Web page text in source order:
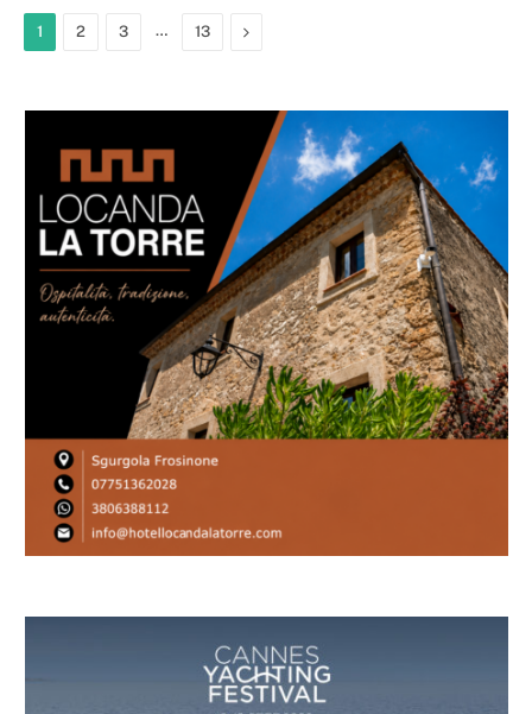
1 2 3 … 13 Next